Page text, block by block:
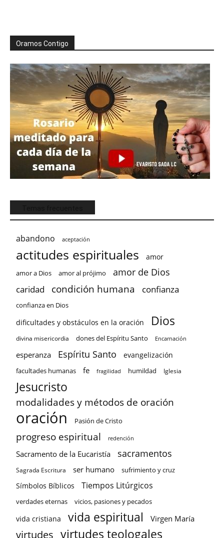
Oramos Contigo
abandono aceptación
actitudes espirituales amor
amor a Dios amor al prójimo amor de Dios
caridad condición humana confianza
confianza en Dios
dificultades y obstáculos en la oración Dios
divina misericordia dones del Espíritu Santo Encarnación
esperanza Espíritu Santo evangelización
facultades humanas fe fragilidad humildad Iglesia
Jesucristo
modalidades y métodos de oración
oración Pasión de Cristo
progreso espiritual redención
Sacramento de la Eucaristía sacramentos
Sagrada Escritura ser humano sufrimiento y cruz
Símbolos Bíblicos Tiempos Litúrgicos
verdades eternas vicios, pasiones y pecados
vida cristiana vida espiritual Virgen María
virtudes virtudes teologales